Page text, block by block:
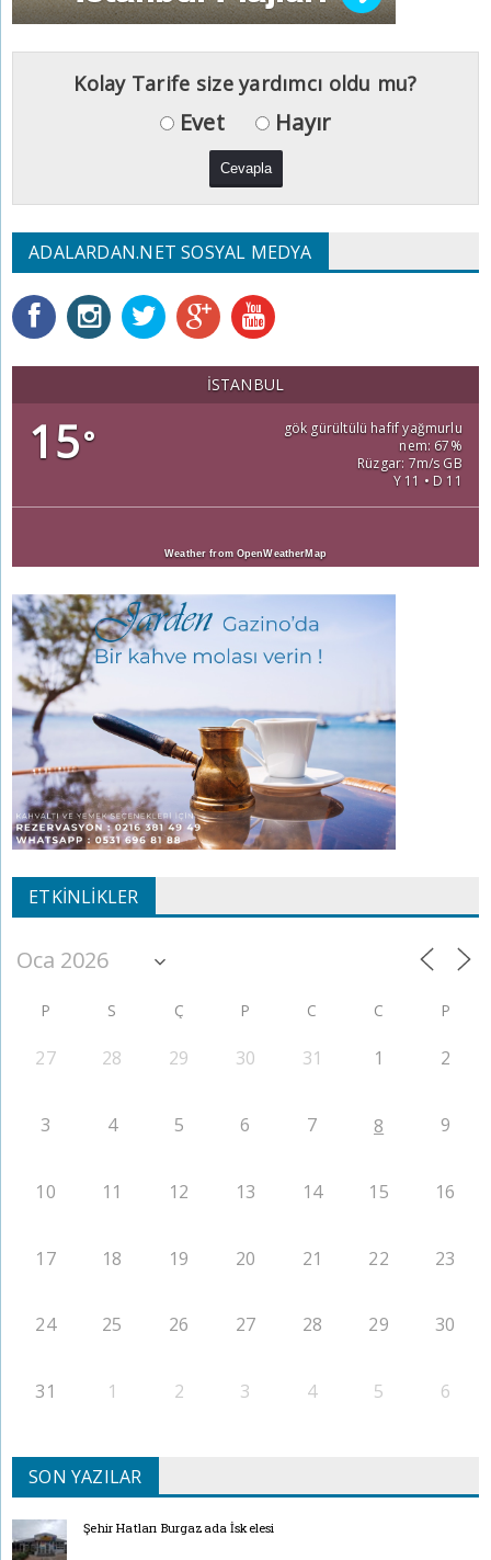
Kolay Tarife size yardımcı oldu mu?
Evet Hayır
ADALARDAN.NET SOSYAL MEDYA
İSTANBUL
15°
gök gürültülü hafif yağmurlu
nem: 67%
Rüzgar: 7m/s GB
Y 11 • D 11
Weather from OpenWeatherMap
ETKINLIKLER
P S Ç P C C P
27 28 29 30 31 1 2
3 4 5 6 7 8 9
10 11 12 13 14 15 16
17 18 19 20 21 22 23
24 25 26 27 28 29 30
31 1 2 3 4 5 6
SON YAZILAR
Şehir Hatları Burgazada İskelesi